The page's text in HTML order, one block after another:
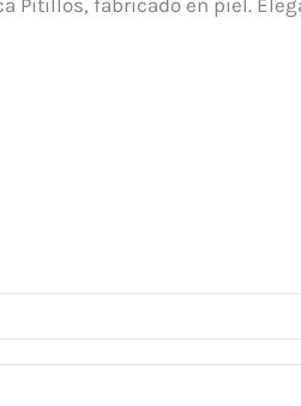
Pitillos, fabricado en piel.